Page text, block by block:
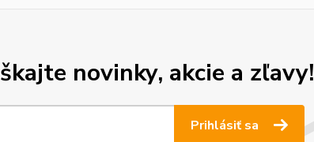
novinky, akcie a zľavy!
Prihlásiť sa